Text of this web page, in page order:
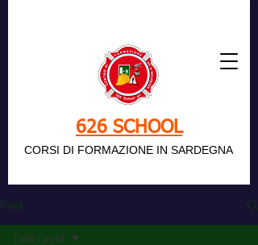
626 SCHOOL
CORSI DI FORMAZIONE IN SARDEGNA
Post
Tutti i post